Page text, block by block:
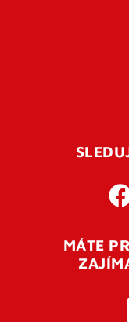
Pro úspěšné
vaší e-mailovou
otevření tohoto
přihlásit.
MÁTE